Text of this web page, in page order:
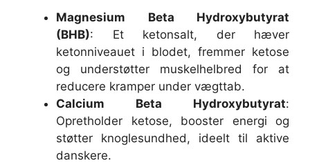
Magnesium Beta Hydroxybutyrat
(BHB): Et ketonsalt, der hæver
ketonniveauet i blodet, fremmer ketose
og understøtter muskelhelbred for at
reducere kramper under vægttab.
Calcium Beta Hydroxybutyrat:
Opretholder ketose, booster energi og
støtter knoglesundhed, ideelt til aktive
danskere.